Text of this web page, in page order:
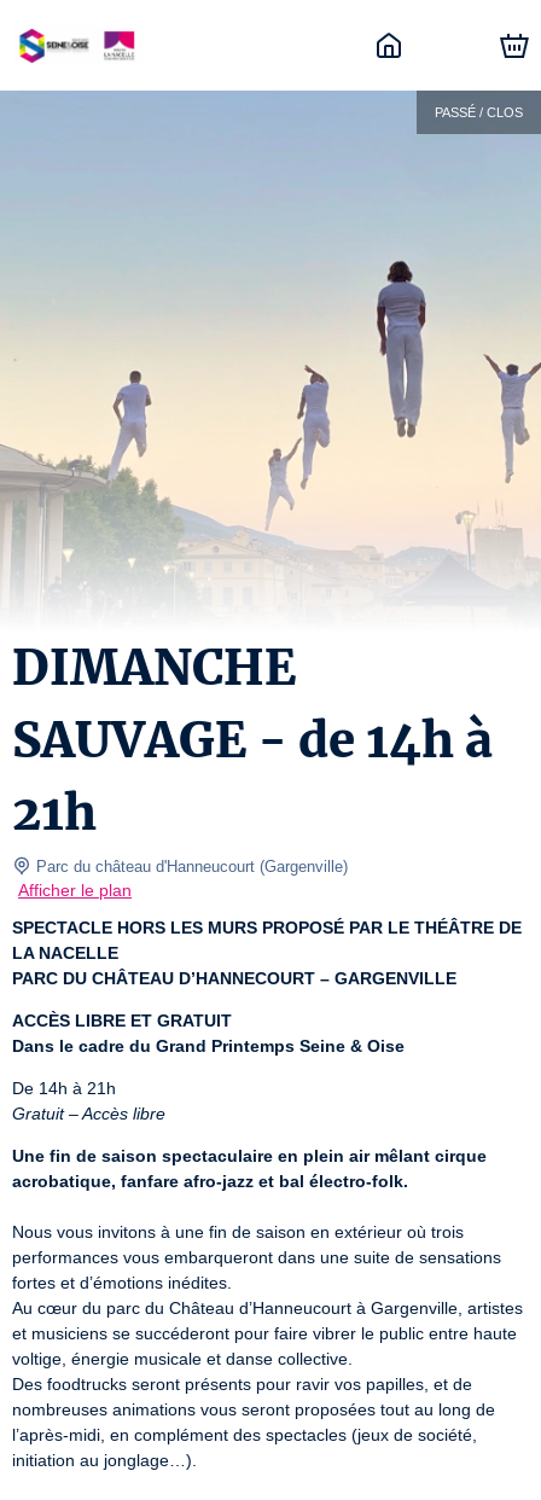
PASSÉ / CLOS
DIMANCHE
SAUVAGE - de 14h à
21h
Parc du château d'Hanneucourt (Gargenville)
Afficher le plan
SPECTACLE HORS LES MURS PROPOSÉ PAR LE THÉÂTRE DE
LA NACELLE
PARC DU CHÂTEAU D’HANNECOURT – GARGENVILLE
ACCÈS LIBRE ET GRATUIT
Dans le cadre du Grand Printemps Seine & Oise
Gratuit – Accès libre
Une fin de saison spectaculaire en plein air mêlant cirque
acrobatique, fanfare afro-jazz et bal électro-folk.
Nous vous invitons à une fin de saison en extérieur où trois
performances vous embarqueront dans une suite de sensations
fortes et d’émotions inédites.
Au cœur du parc du Château d’Hanneucourt à Gargenville, artistes
et musiciens se succéderont pour faire vibrer le public entre haute
voltige, énergie musicale et danse collective.
Des foodtrucks seront présents pour ravir vos papilles, et de
nombreuses animations vous seront proposées tout au long de
l’après-midi, en complément des spectacles (jeux de société,
initiation au jonglage…).